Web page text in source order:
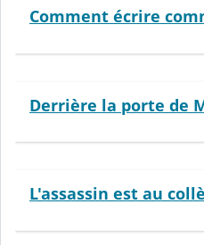
Comment écrire
Derrière la porte de
L'assassin est au